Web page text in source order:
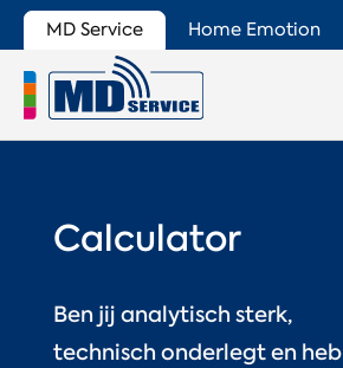
MD Service Home Emotion
Calculator
Ben jij analytisch sterk,
technisch onderlegt en heb